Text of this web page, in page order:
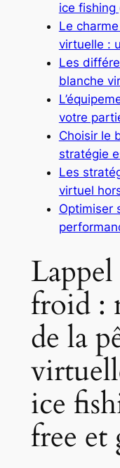
ice fishing
Le
virtuelle :
Les
blanche
votre
Choisir le
stratégie
Les
virtuel
Optimiser
froid :
de la
ice
free et